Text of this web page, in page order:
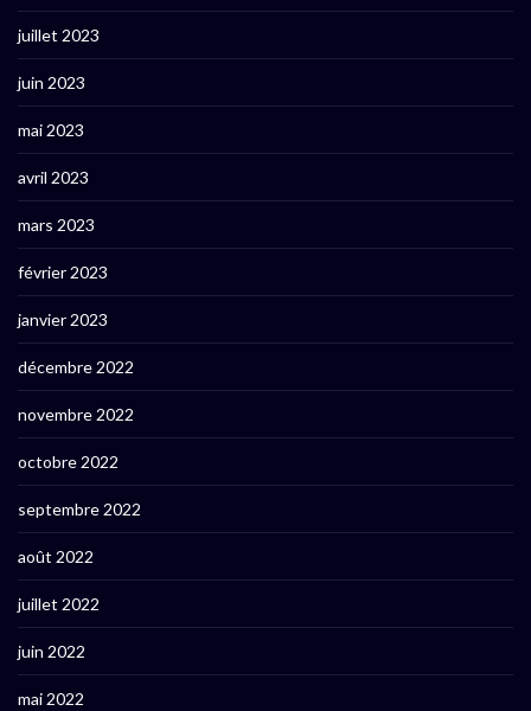
juillet 2023
juin 2023
mai 2023
avril 2023
mars 2023
février 2023
janvier 2023
décembre 2022
novembre 2022
octobre 2022
septembre 2022
août 2022
juillet 2022
juin 2022
mai 2022